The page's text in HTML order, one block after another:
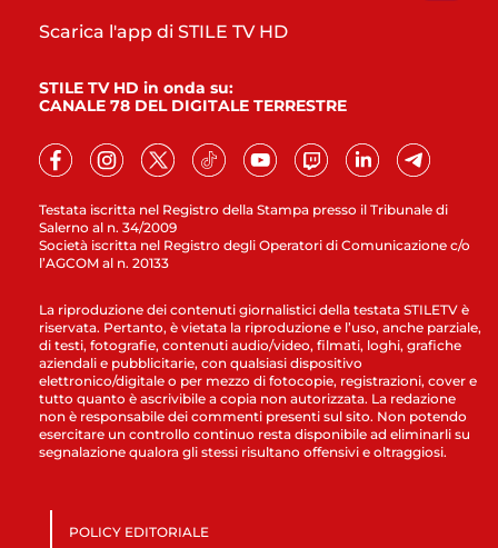
Testata iscritta nel Registro della Stampa presso il Tribunale di
Salerno al n. 34/2009
Società iscritta nel Registro degli Operatori di Comunicazione c/o
l’AGCOM al n. 20133
Scarica l'app di STILE TV HD
STILE TV HD in onda su:
CANALE 78 DEL DIGITALE TERRESTRE
La riproduzione dei contenuti giornalistici della testata STILETV è
riservata. Pertanto, è vietata la riproduzione e l’uso, anche parziale,
di testi, fotografie, contenuti audio/video, filmati, loghi, grafiche
aziendali e pubblicitarie, con qualsiasi dispositivo
elettronico/digitale o per mezzo di fotocopie, registrazioni, cover e
tutto quanto è ascrivibile a copia non autorizzata. La redazione
non è responsabile dei commenti presenti sul sito. Non potendo
esercitare un controllo continuo resta disponibile ad eliminarli su
segnalazione qualora gli stessi risultano offensivi e oltraggiosi.
POLICY EDITORIALE